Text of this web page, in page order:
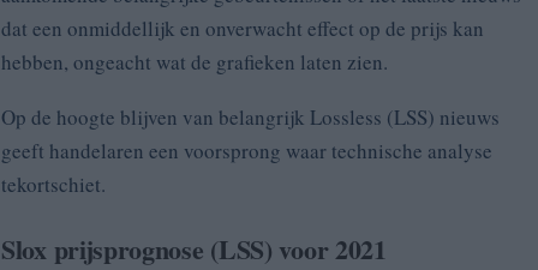
dat een onmiddellijk en onverwacht effect op de prijs kan
hebben, ongeacht wat de grafieken laten zien.
Op de hoogte blijven van belangrijk Lossless (LSS) nieuws
geeft handelaren een voorsprong waar technische analyse
tekortschiet.
Slox prijsprognose (LSS) voor 2021